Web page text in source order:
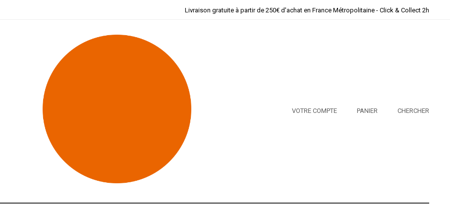
Livraison gratuite à partir de 250€ d'achat en France Métropolitaine - Click & Collect 2h
VOTRE COMPTE PANIER CHERCHER